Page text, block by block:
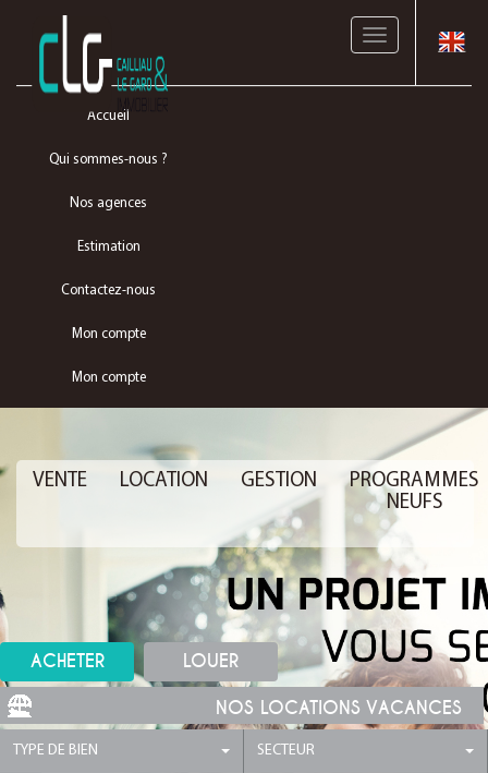
Toggle
Accueil
Qui sommes-nous ?
Nos agences
Estimation
Contactez-nous
Mon compte
Mon compte
VENTE LOCATION GESTION
PROGRAMMES
NEUFS
ACHETER LOUER
NOS LOCATIONS VACANCES
TYPE DE BIEN SECTEUR